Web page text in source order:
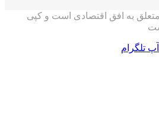
به افق اقتصادی است و کپی
تلگرام